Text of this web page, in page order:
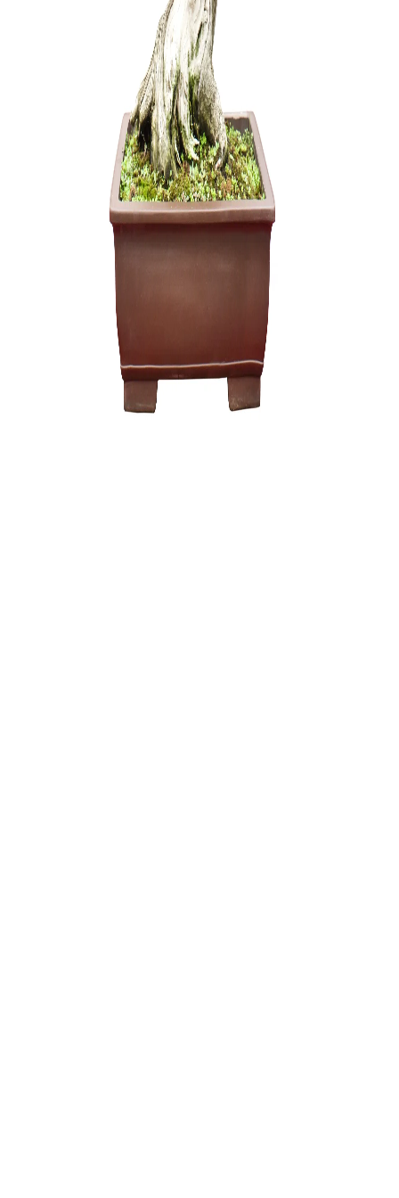
Grunto